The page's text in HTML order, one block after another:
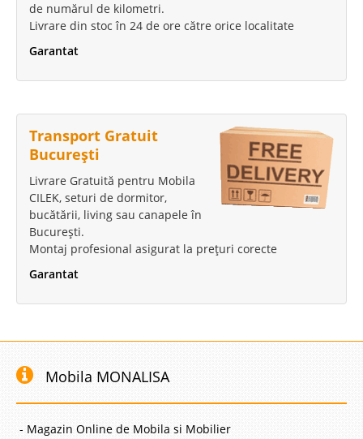
de numărul de kilometri.
Livrare din stoc în 24 de ore către orice localitate
Garantat
Transport Gratuit
București
Livrare Gratuită pentru Mobila
CILEK, seturi de dormitor,
bucătării, living sau canapele în
București.
Montaj profesional asigurat la prețuri corecte
Garantat
Mobila MONALISA
- Magazin Online de Mobila si Mobilier